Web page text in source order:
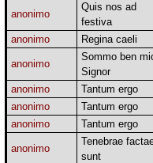
anonimo
Quis nos ad
festiva
anonimo
Regina caeli
anonimo
Sommo ben
Signor
anonimo
Tantum ergo
anonimo
Tantum ergo
anonimo
Tantum ergo
anonimo
Tenebrae
sunt